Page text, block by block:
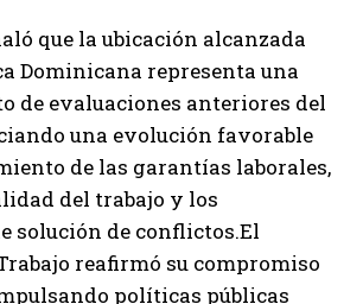
que la ubicación alcanzada
Dominicana representa una
de evaluaciones anteriores del
una evolución favorable
de las garantías laborales,
del trabajo y los
solución de conflictos.El
reafirmó su compromiso
políticas públicas